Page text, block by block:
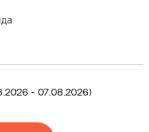
- 07.08.2026)